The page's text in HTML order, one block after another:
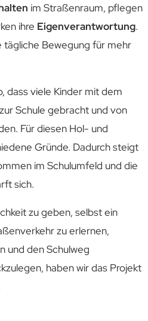
im Straßenraum, pflegen
ihre Eigenverantwortung.
tägliche Bewegung für mehr
dass viele Kinder mit dem
Schule gebracht und von
Für diesen Hol- und
Gründe. Dadurch steigt
im Schulumfeld und die
sich.
zu geben, selbst ein
zu erlernen,
und den Schulweg
haben wir das Projekt